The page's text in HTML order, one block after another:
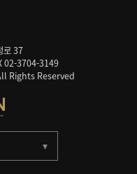
로 37
02-3704-3149
Rights Reserved